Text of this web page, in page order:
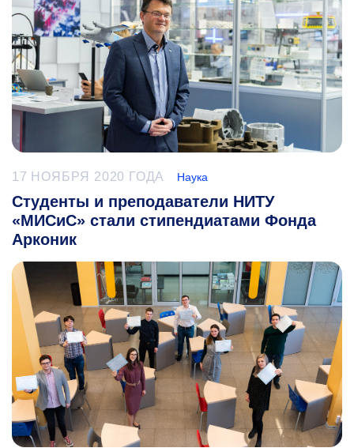
17 НОЯБРЯ 2020 ГОДА Наука
Студенты и преподаватели НИТУ
«МИСиС» стали стипендиатами Фонда
Арконик